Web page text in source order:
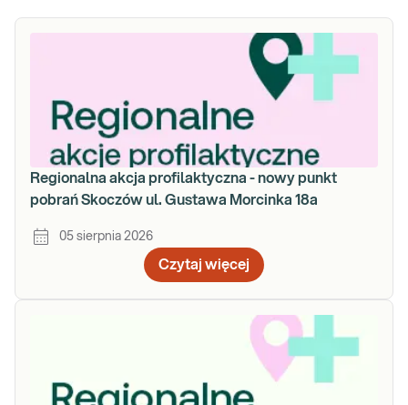
Regionalna akcja profilaktyczna - nowy punkt
pobrań Skoczów ul. Gustawa Morcinka 18a
05 sierpnia 2026
Czytaj więcej